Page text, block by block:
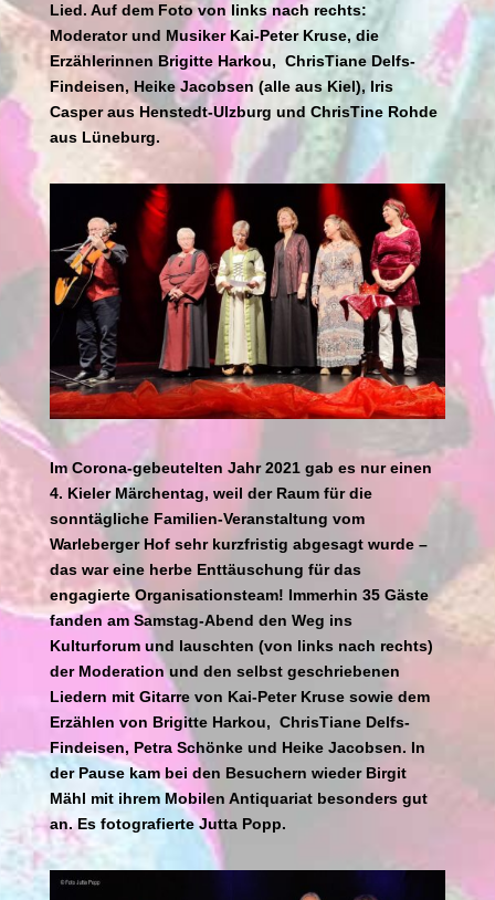
Lied. Auf dem Foto von links nach rechts:
Moderator und Musiker Kai-Peter Kruse, die
Erzählerinnen Brigitte Harkou, ChrisTiane Delfs-
Findeisen, Heike Jacobsen (alle aus Kiel), Iris
Casper aus Henstedt-Ulzburg und ChrisTine Rohde
aus Lüneburg.
Im Corona-gebeutelten Jahr 2021 gab es nur einen
4. Kieler Märchentag, weil der Raum für die
sonntägliche Familien-Veranstaltung vom
Warleberger Hof sehr kurzfristig abgesagt wurde –
das war eine herbe Enttäuschung für das
engagierte Organisationsteam! Immerhin 35 Gäste
fanden am Samstag-Abend den Weg ins
Kulturforum und lauschten (von links nach rechts)
der Moderation und den selbst geschriebenen
Liedern mit Gitarre von Kai-Peter Kruse sowie dem
Erzählen von Brigitte Harkou, ChrisTiane Delfs-
Findeisen, Petra Schönke und Heike Jacobsen. In
der Pause kam bei den Besuchern wieder Birgit
Mähl mit ihrem Mobilen Antiquariat besonders gut
an. Es fotografierte Jutta Popp.